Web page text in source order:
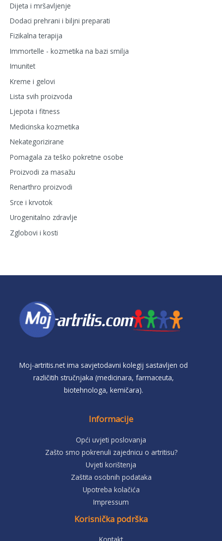
Dijeta i mršavljenje
Dodaci prehrani i biljni preparati
Fizikalna terapija
Immortelle - kozmetika na bazi smilja
Imunitet
Kreme i gelovi
Lista svih proizvoda
Ljepota i fitness
Medicinska kozmetika
Nekategorizirane
Pomagala za teško pokretne osobe
Proizvodi za masažu
Renarthro proizvodi
Srce i krvotok
Urogenitalno zdravlje
Zglobovi i kosti
Moj-artritis.net ima savjetodavni kolegij sastavljen od
različitih stručnjaka (medicinara, farmaceuta,
biotehnologa, kemičara).
Informacije
Opći uvjeti poslovanja
Zašto smo pokrenuli zajednicu o artritisu?
Uvjeti korištenja
Zaštita osobnih podataka
Upotreba kolačića
Impressum
Korisnička podrška